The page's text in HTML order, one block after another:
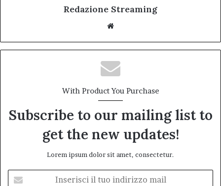
Redazione Streaming
With Product You Purchase
Subscribe to our mailing list to
get the new updates!
Lorem ipsum dolor sit amet, consectetur.